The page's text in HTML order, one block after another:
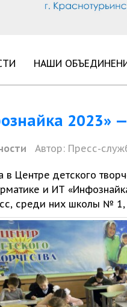
НАШИ
2023»
Автор: Пресс-
в Центре детского
и ИТ
среди них школы №